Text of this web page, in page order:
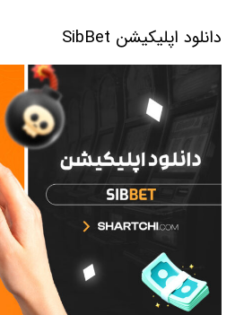
دانلود اپلیکیشن SibBet